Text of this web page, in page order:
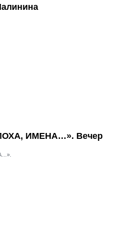
ИМЕНА…». Вечер